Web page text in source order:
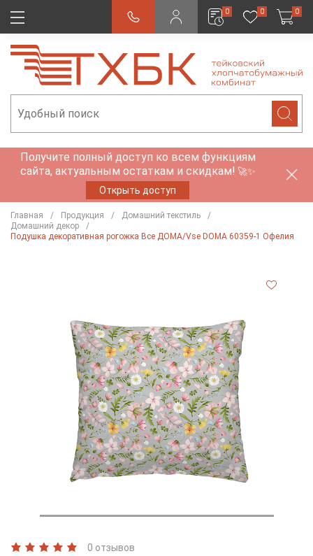
0 0 0
Получите полный доступ ко всем функциям
сайта, актуальным остаткам и скидкам! 🚀✨
Открыть доступ
Главная Продукция
Домашний текстиль
Домашний декор
Подушка декоративная рогожка Все ДОМА/Vse DOMA 60359-1 Офелия
0 отзывов